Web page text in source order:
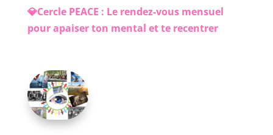
💎Cercle PEACE : Le rendez-vous mensuel
pour apaiser ton mental et te recentrer